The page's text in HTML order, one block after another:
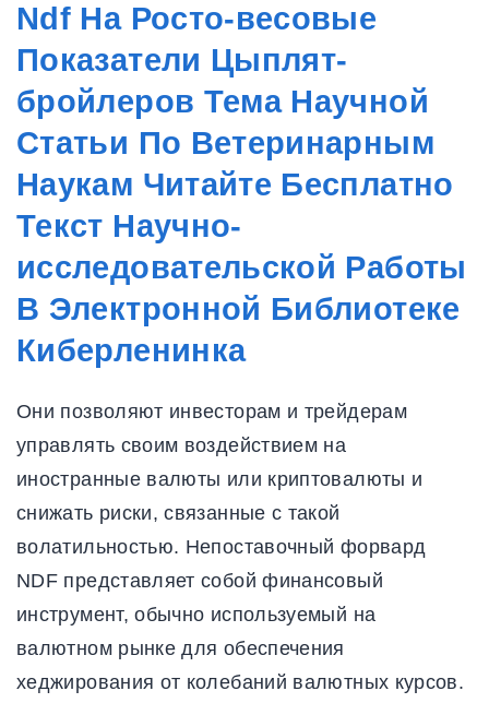
Ndf На Росто-весовые
Показатели Цыплят-
бройлеров Тема Научной
Статьи По Ветеринарным
Наукам Читайте Бесплатно
Текст Научно-
исследовательской Работы
В Электронной Библиотеке
Киберленинка
Они позволяют инвесторам и трейдерам
управлять своим воздействием на
иностранные валюты или криптовалюты и
снижать риски, связанные с такой
волатильностью. Непоставочный форвард
NDF представляет собой финансовый
инструмент, обычно используемый на
валютном рынке для обеспечения
хеджирования от колебаний валютных курсов.